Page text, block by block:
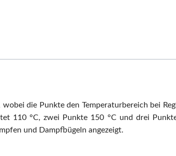
die Punkte den Temperaturbereich bei
110 °C, zwei Punkte 150 °C und drei
und Dampfbügeln angezeigt.